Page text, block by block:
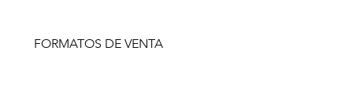
FORMATOS DE VENTA